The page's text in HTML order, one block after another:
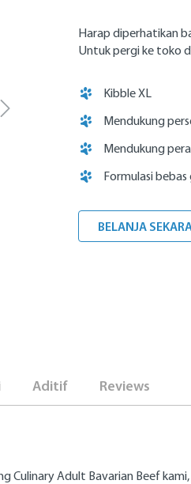
Harap diperhatikan
Untuk pergi ke toko
Kibble XL
Mendukung
Mendukung
Formulasi
BELANJA
Aditif Reviews
Adult Bavarian Beef